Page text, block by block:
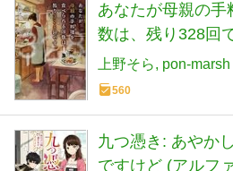
あなたが母親の手
数は、残り328回
上野そら pon-marsh
560
九つ憑き: あやか
ですけど (アルフ